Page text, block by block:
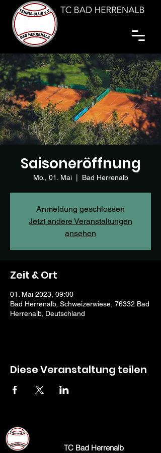
Saisoneröffnung
Mo., 01. Mai
  |
Bad Herrenalb
Anmeldung geschlossen
Jetzt andere Veranstaltungen
ansehen
Zeit & Ort
01. Mai 2023, 09:00
Bad Herrenalb, Schweizerwiese, 76332 Bad
Herrenalb, Deutschland
Diese Veranstaltung teilen
TC Bad Herrenalb